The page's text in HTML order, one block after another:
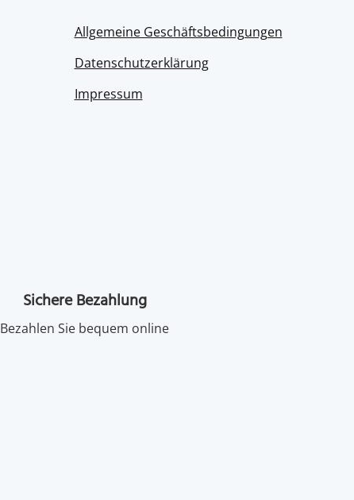
Allgemeine Geschäftsbedingungen
Datenschutzerklärung
Impressum
Sichere Bezahlung
Bezahlen Sie bequem online